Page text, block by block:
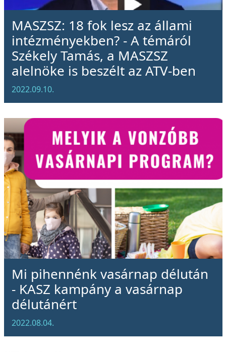
MASZSZ: 18 fok lesz az állami
intézményekben? - A témáról
Székely Tamás, a MASZSZ
alelnöke is beszélt az ATV-ben
2022.09.10.
Mi pihennénk vasárnap délután
- KASZ kampány a vasárnap
délutánért
2022.08.04.